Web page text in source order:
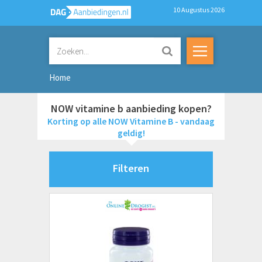
10 Augustus 2026
Home
NOW vitamine b aanbieding kopen?
Korting op alle NOW Vitamine B - vandaag
geldig!
Filteren